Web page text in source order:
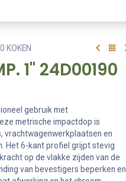
KOKEN
1'' 24D00190
gebruik met
metrische impactdop is
vrachtwagenwerkplaatsen en
Het 6-kant profiel grijpt stevig
op de vlakke zijden van de
van bevestigers beperken en